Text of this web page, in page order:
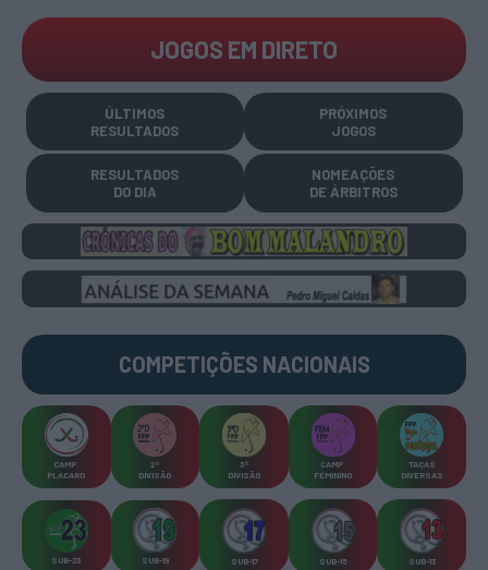
JOGOS EM DIRETO
ÚLTIMOS
RESULTADOS
PRÓXIMOS
JOGOS
RESULTADOS
DO DIA
NOMEAÇÕES
DE ÁRBITROS
COMPETIÇÕES NACIONAIS
CAMP
PLACARD
2ª
DIVISÃO
3ª
DIVISÃO
CAMP
FEMININO
TAÇAS
DIVERSAS
SUB-23 SUB-19 SUB-17 SUB-15 SUB-13